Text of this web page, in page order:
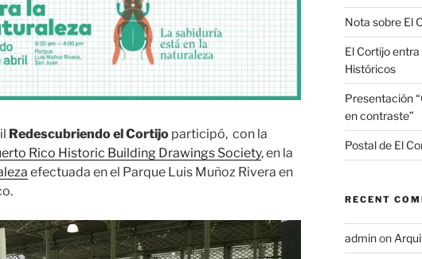
Redescubriendo el Cortijo participó, con la
Rico Historic Building Drawings Society, en la
efectuada en el Parque Luis Muñoz Rivera en
Nota sobre El
El Cortijo
Históricos
Presentación
en contraste”
Postal de El
RECENT
adminon